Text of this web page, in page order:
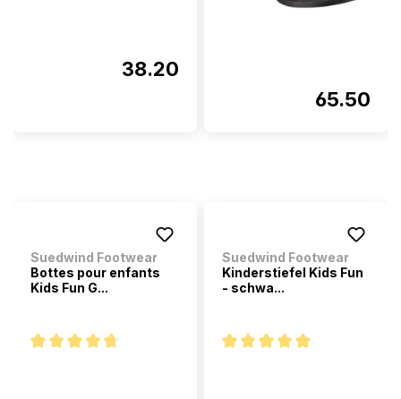
38.20
65.50
Suedwind Footwear
Bottes pour enfants
Kids Fun G...
Suedwind Footwear
Kinderstiefel Kids Fun
- schwa...